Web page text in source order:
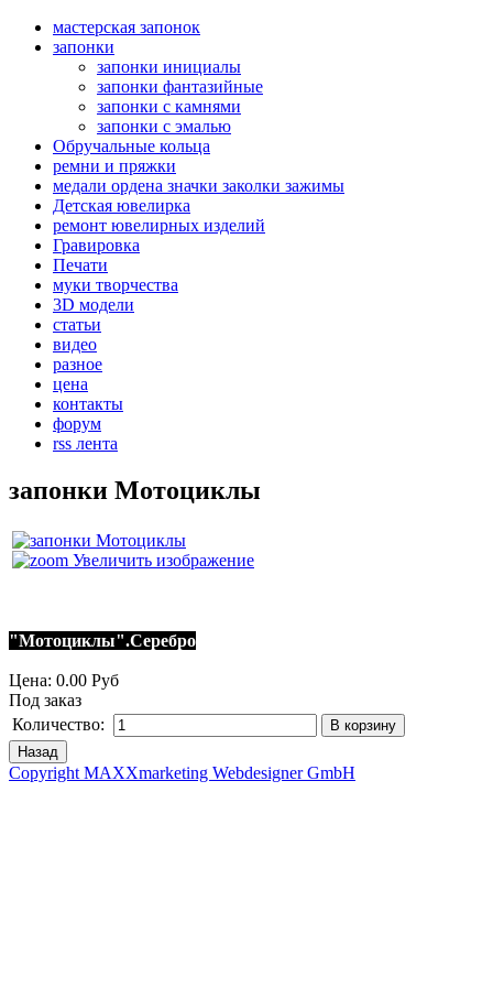
мастерская запонок
запонки
запонки инициалы
запонки фантазийные
запонки с камнями
запонки с эмалью
Обручальные кольца
ремни и пряжки
медали ордена значки заколки зажимы
Детская ювелирка
ремонт ювелирных изделий
Гравировка
Печати
муки творчества
3D модели
статьи
видео
разное
цена
контакты
форум
rss лента
запонки Мотоциклы
Увеличить изображение
"Мотоциклы".Серебро
Цена: 0.00 Руб
Под заказ
Количество:
Copyright MAXXmarketing Webdesigner GmbH